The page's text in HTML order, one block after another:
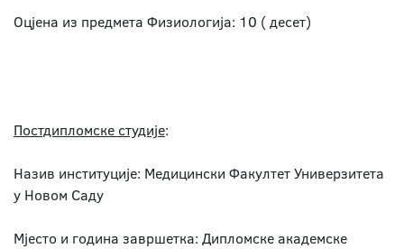
Оцјена из предмета Физиологија: 10 ( десет)
Постдипломске студије:
Назив институције: Медицински Факултет Универзитета
у Новом Саду
Мјесто и година завршетка: Дипломске академске